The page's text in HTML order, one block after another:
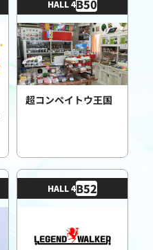
HALL 4B50
超コンペイトウ王国
HALL 4B52